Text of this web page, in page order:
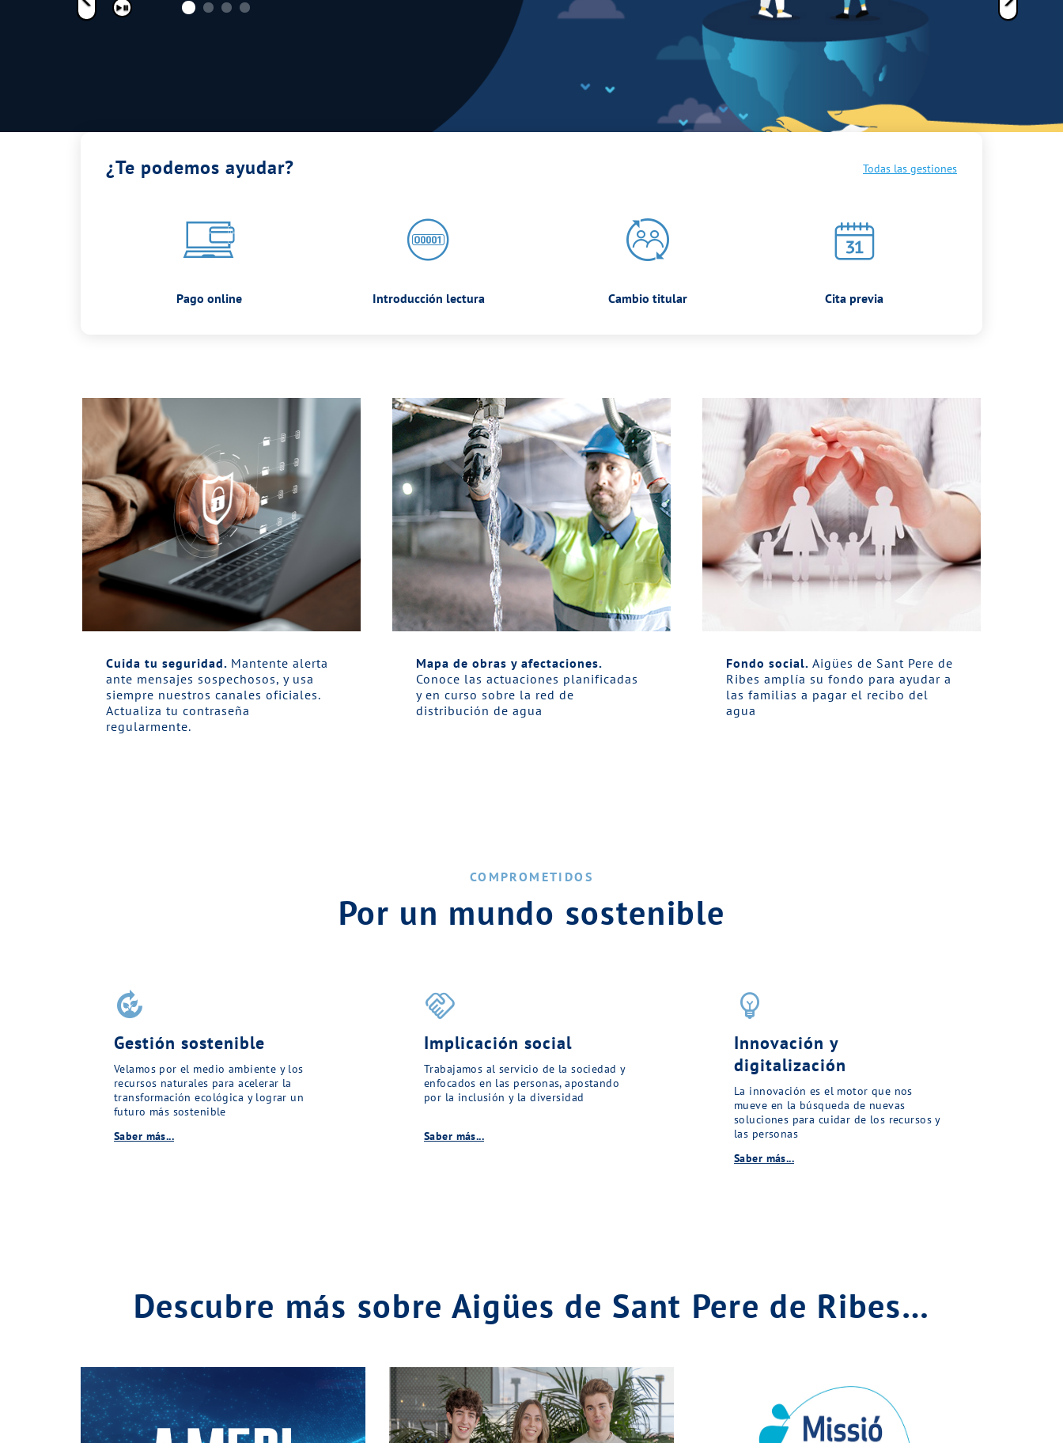
Pausar
¿Te podemos ayudar? Todas las gestiones
Pago online Introducción lectura Cambio titular Cita previa
Cuida tu seguridad. Mantente alerta
ante mensajes sospechosos, y usa
siempre nuestros canales oficiales.
Actualiza tu contraseña
regularmente.
Mapa de obras y afectaciones.
Conoce las actuaciones planificadas
y en curso sobre la red de
distribución de agua
Fondo social. Aigües de Sant Pere de
Ribes amplía su fondo para ayudar a
las familias a pagar el recibo del
agua
COMPROMETIDOS
Por un mundo sostenible
compost
Gestión sostenible
Velamos por el medio ambiente y los
recursos naturales para acelerar la
transformación ecológica y lograr un
futuro más sostenible
Saber más...
handshake
Implicación social
Trabajamos al servicio de la sociedad y
enfocados en las personas, apostando
por la inclusión y la diversidad
Saber más...
emoji_objects
Innovación y
digitalización
La innovación es el motor que nos
mueve en la búsqueda de nuevas
soluciones para cuidar de los recursos y
las personas
Saber más...
Descubre más sobre Aigües de Sant Pere de Ribes…